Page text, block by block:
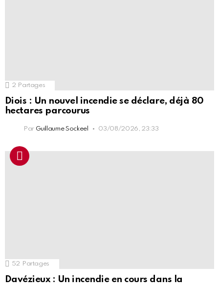
2 Partages
Diois : Un nouvel incendie se déclare, déjà 80
hectares parcourus
Par Guillaume Sockeel 03/08/2026, 23:33
52 Partages
Davézieux : Un incendie en cours dans la